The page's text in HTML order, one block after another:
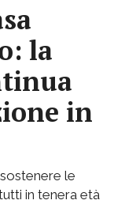
la
in
le
in tenera età